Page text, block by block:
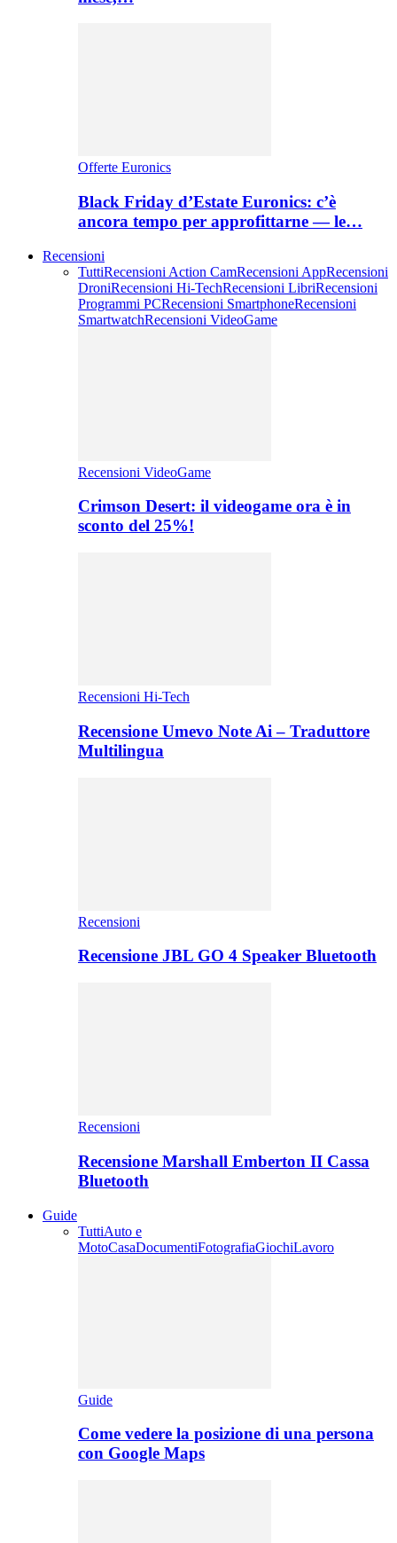
Offerte Euronics
Black Friday d’Estate Euronics: c’è
ancora tempo per approfittarne — le…
Recensioni
TuttiRecensioni Action CamRecensioni AppRecensioni
DroniRecensioni Hi-TechRecensioni LibriRecensioni
Programmi PCRecensioni SmartphoneRecensioni
SmartwatchRecensioni VideoGame
Recensioni VideoGame
Crimson Desert: il videogame ora è in
sconto del 25%!
Recensioni Hi-Tech
Recensione Umevo Note Ai – Traduttore
Multilingua
Recensioni
Recensione JBL GO 4 Speaker Bluetooth
Recensioni
Recensione Marshall Emberton II Cassa
Bluetooth
Guide
TuttiAuto e
MotoCasaDocumentiFotografiaGiochiLavoro
Guide
Come vedere la posizione di una persona
con Google Maps